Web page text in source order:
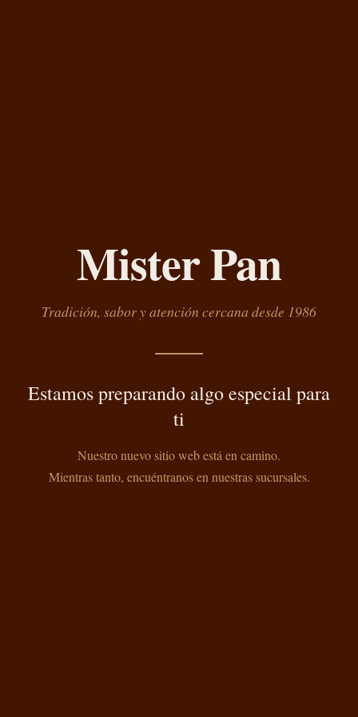
Mister Pan
Tradición, sabor y atención cercana desde 1986
Estamos preparando algo especial para
ti
Nuestro nuevo sitio web está en camino.
Mientras tanto, encuéntranos en nuestras sucursales.